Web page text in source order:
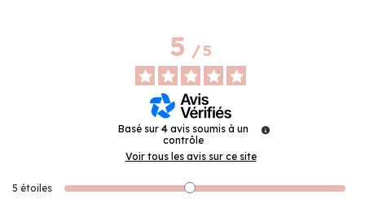
5/5
Basé sur 4 avis soumis à un
contrôle
Voir tous les avis sur ce site
5 étoiles